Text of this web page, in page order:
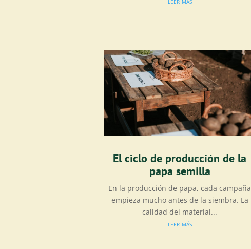
El ciclo de producción de la
papa semilla
En la producción de papa, cada campaña
empieza mucho antes de la siembra. La
calidad del material...
leer más